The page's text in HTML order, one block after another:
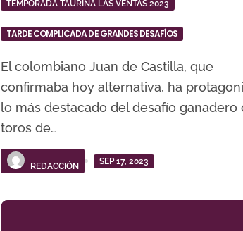
TEMPORADA TAURINA LAS VENTAS 2023
TARDE COMPLICADA DE GRANDES DESAFÍOS
El colombiano Juan de Castilla, que
confirmaba hoy alternativa, ha
lo más destacado del desafío ganadero
toros de…
REDACCIÓN
SEP 17, 2023